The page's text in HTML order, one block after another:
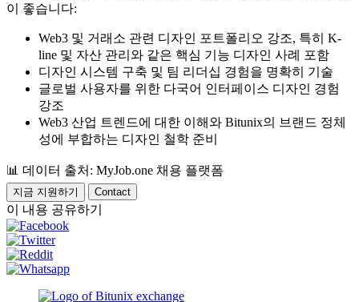
이 좋습니다:
Web3 및 거래소 관련 디자인 포트폴리오 강조, 특히 K-
line 및 자산 관리와 같은 핵심 기능 디자인 사례 포함
디자인 시스템 구축 및 팀 리더십 경험을 명확히 기술
글로벌 사용자를 위한 다국어 인터페이스 디자인 경험
강조
Web3 산업 트렌드에 대한 이해와 Bitunix의 브랜드 정체
성에 부합하는 디자인 철학 준비
📊 데이터 출처: MyJob.one 채용 플랫폼
지금 지원하기 Contact
이 내용 공유하기